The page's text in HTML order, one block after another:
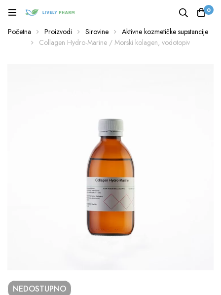
0
Početna Proizvodi Sirovine
Aktivne kozmetičke supstancije
Collagen Hydro-Marine / Morski kolagen, vodotopiv
NEDOSTUPNO